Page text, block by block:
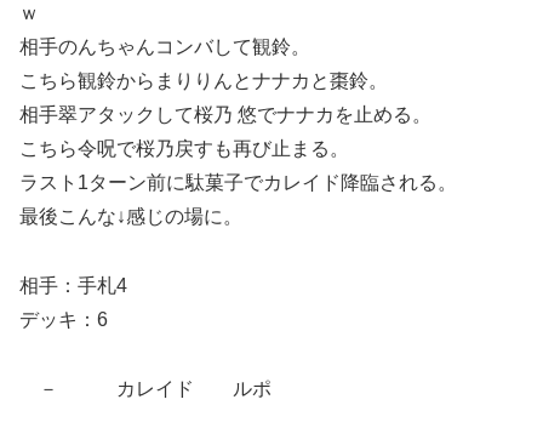
ｗ
相手のんちゃんコンバして観鈴。
こちら観鈴からまりりんとナナカと棗鈴。
相手翠アタックして桜乃 悠でナナカを止める。
こちら令呪で桜乃戻すも再び止まる。
ラスト1ターン前に駄菓子でカレイド降臨される。
最後こんな↓感じの場に。
相手：手札4
デッキ：6
－ カレイド ルポ